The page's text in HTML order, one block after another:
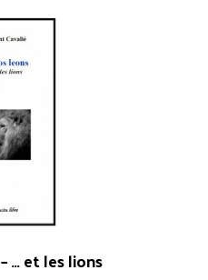
… et les lions